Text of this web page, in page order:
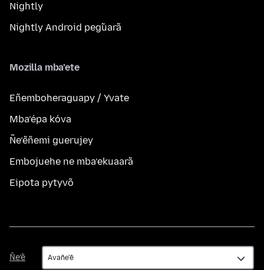
Nightly
Nightly Android peg̃uarã
Mozilla mba’ete
Eñemboheraguapy / Yvate
Mba’épa kóva
Ñe’ẽñemi guerujey
Embojuehe ne mba’ekuaarã
Eipota pytyvõ
Ñe’ẽ
Ñe’ẽ